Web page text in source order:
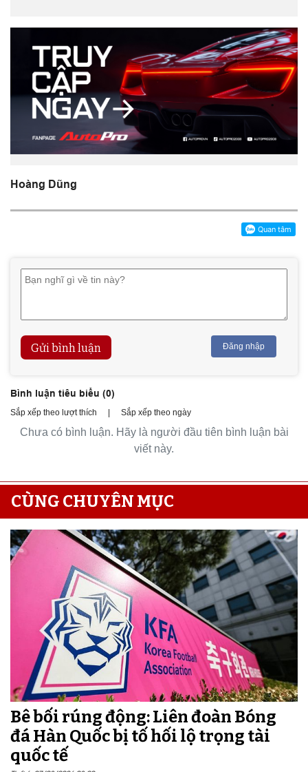
Hoàng Dũng
Gửi bình luận Đăng nhập
Bình luận tiêu biểu (0)
Sắp xếp theo lượt thích | Sắp xếp theo ngày
Chưa có bình luận. Hãy là người đầu tiên bình luận bài
viết này.
CÙNG CHUYÊN MỤC
Bê bối rúng động: Liên đoàn Bóng
đá Hàn Quốc bị tố hối lộ trọng tài
quốc tế